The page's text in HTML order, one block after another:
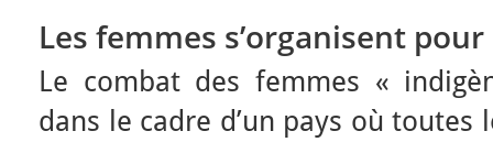
Les femmes s’organisent
Le combat des femmes «
dans le cadre d’un pays où